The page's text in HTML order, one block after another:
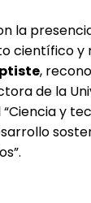
la
científico y
,
de la
y